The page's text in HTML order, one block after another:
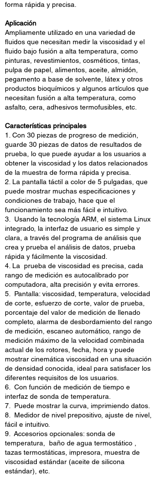
forma rápida y precisa.
Aplicación
Ampliamente utilizado en una variedad de
fluidos que necesitan medir la viscosidad y el
fluido bajo fusión a alta temperatura, como
pinturas, revestimientos, cosméticos, tintas,
pulpa de papel, alimentos, aceite, almidón,
pegamento a base de solvente, látex y otros
productos bioquímicos y algunos artículos que
necesitan fusión a alta temperatura, como
asfalto, cera, adhesivos termofusibles, etc.
Características principales
1. Con 30 piezas de progreso de medición,
guarde 30 piezas de datos de resultados de
prueba, lo que puede ayudar a los usuarios a
obtener la viscosidad y los datos relacionados
de la muestra de forma rápida y precisa.
2. La pantalla táctil a color de 5 pulgadas, que
puede mostrar muchas especificaciones y
condiciones de trabajo, hace que el
funcionamiento sea más fácil e intuitivo.
3. Usando la tecnología ARM, el sistema Linux
integrado, la interfaz de usuario es simple y
clara, a través del programa de análisis que
crea y prueba el análisis de datos, prueba
rápida y fácilmente la viscosidad.
4. La prueba de viscosidad es precisa, cada
rango de medición es autocalibrado por
computadora, alta precisión y evita errores.
5. Pantalla: viscosidad, temperatura, velocidad
de corte, esfuerzo de corte, valor de prueba,
porcentaje del valor de medición de llenado
completo, alarma de desbordamiento del rango
de medición, escaneo automático, rango de
medición máximo de la velocidad combinada
actual de los rotores, fecha, hora y puede
mostrar cinemática viscosidad en una situación
de densidad conocida, ideal para satisfacer los
diferentes requisitos de los usuarios.
6. Con función de medición de tiempo e
interfaz de sonda de temperatura.
7. Puede mostrar la curva, imprimiendo datos.
8. Medidor de nivel prepositivo, ajuste de nivel,
fácil e intuitivo.
9. Accesorios opcionales: sonda de
temperatura, baño de agua termostático ,
tazas termostáticas, impresora, muestra de
viscosidad estándar (aceite de silicona
estándar), etc.